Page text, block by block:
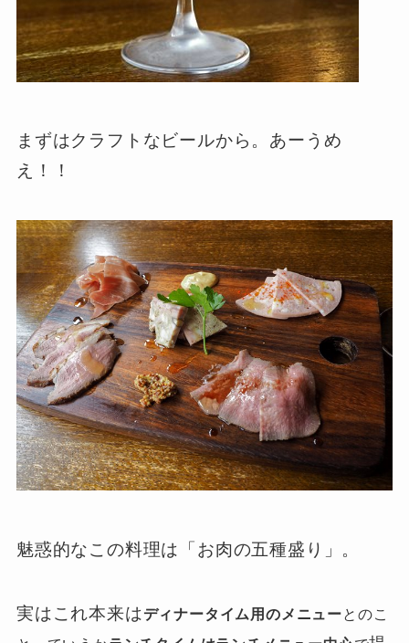
まずはクラフトなビールから。あーうめ
え！！
魅惑的なこの料理は「お肉の五種盛り」。
実はこれ本来はディナータイム用のメニューとのこ